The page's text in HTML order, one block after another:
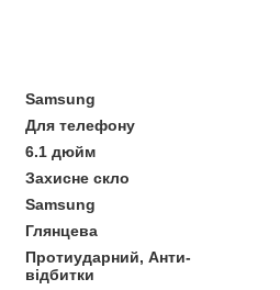
Samsung
Для телефону
6.1 дюйм
Захисне скло
Samsung
Глянцева
Протиударний, Анти-
відбитки